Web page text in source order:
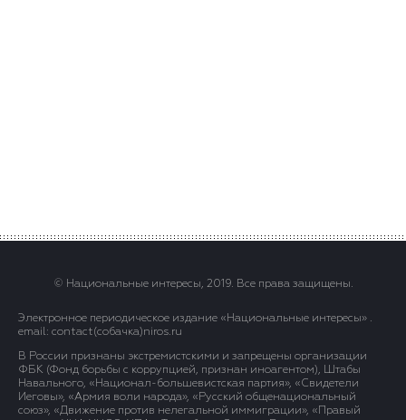
© Национальные интересы, 2019. Все права защищены.
Электронное периодическое издание «Национальные интересы» .
email: contact(сoбaчка)niros.ru
В России признаны экстремистскими и запрещены организации
ФБК (Фонд борьбы с коррупцией, признан иноагентом), Штабы
Навального, «Национал-большевистская партия», «Свидетели
Иеговы», «Армия воли народа», «Русский общенациональный
союз», «Движение против нелегальной иммиграции», «Правый